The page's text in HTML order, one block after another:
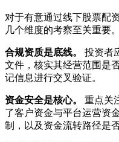
对于有意通过线下股票配
几个维度的考察至关重要。
合规资质是底线。
投资者
文件，核实其经营范围是
记信息进行交叉验证。
资金安全是核心。
重点关
了客户资金与平台运营资
制，以及资金流转路径是